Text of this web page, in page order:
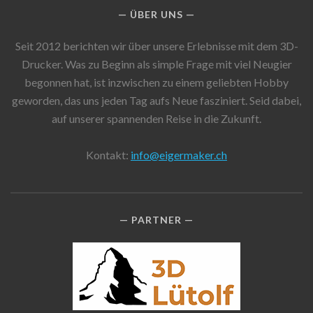
ÜBER UNS
Seit 2012 berichten wir über unsere Erlebnisse mit dem 3D-
Drucker. Was zu Beginn als simple Frage mit viel Neugier
begonnen hat, ist inzwischen zu einem geliebten Hobby
geworden, das uns jeden Tag aufs Neue fasziniert. Seid dabei,
auf unserer spannenden Reise in die Zukunft.
Kontakt: info@eigermaker.ch
PARTNER